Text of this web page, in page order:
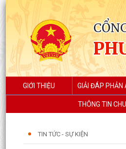
GIỚI THIỆU GIẢI ĐÁP PHẢN
THÔNG TIN
TIN TỨC - SỰ KIỆN